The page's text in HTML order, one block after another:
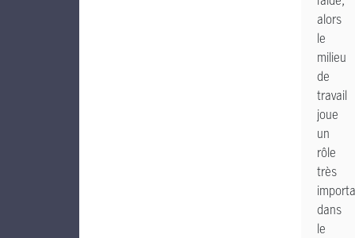
alors
le
milieu
de
travail
joue
un
rôle
très
dans
le